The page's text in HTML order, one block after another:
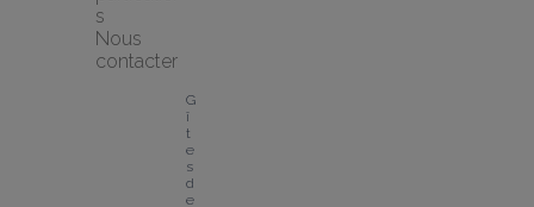
s
Nous
contacter
G
î
t
e
s
d
e